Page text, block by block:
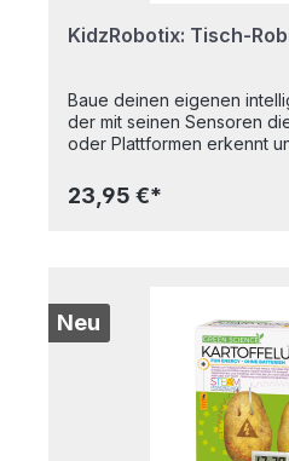
KidzRobotix: Tisch-
Baue deinen eigenen
der mit seinen Sensoren
oder Plattformen erkennt
ihn ein, stelle ihn auf den
seine akrobatischen
und Spaß kombiniert.
Abdeckung, Körper mit
Scheibe, 2 Schrauben,
2 Achsen, 2 Zahnräder,
Endkappen. Ebenfalls
enthalten: 1 x 1,5V AA
Kreuzschraubenzieher.
23,95 €*
Neu